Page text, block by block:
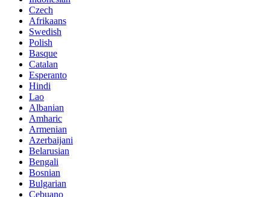
Czech
Afrikaans
Swedish
Polish
Basque
Catalan
Esperanto
Hindi
Lao
Albanian
Amharic
Armenian
Azerbaijani
Belarusian
Bengali
Bosnian
Bulgarian
Cebuano